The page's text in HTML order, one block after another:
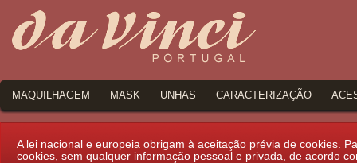
MAQUILHAGEM MASK UNHAS CARACTERIZAÇÃO
A lei nacional e europeia obrigam à aceitação prévia de cookies.
cookies, sem qualquer informação pessoal e privada, de acordo